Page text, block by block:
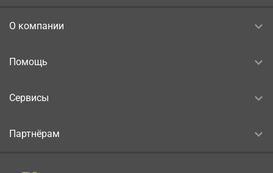
О компании
Помощь
Сервисы
Партнёрам